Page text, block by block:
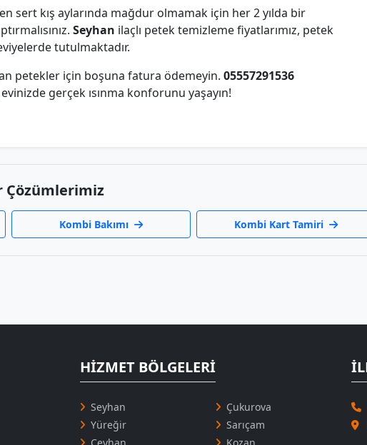
sert kış aylarında mağdur olmamak için her 2 yılda bir
Seyhan ilaçlı petek temizleme fiyatlarımız, petek
tutulmaktadır.
petekler için boşuna fatura ödemeyin. 05557291536
gerçek ısınma konforunu yaşayın!
Çözümlerimiz
Kombi Bakımı Kombi Kart Tamiri
HIZMET BÖLGELERI
Seyhan
Çukurova
Yüreğir
Sarıçam